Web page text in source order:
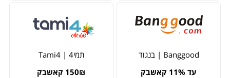
Banggood | בנגוד
עד 11% קאשבק
תמי4 | Tami4
150₪ קאשבק